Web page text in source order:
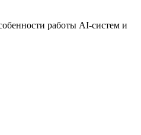
работы AI-систем и